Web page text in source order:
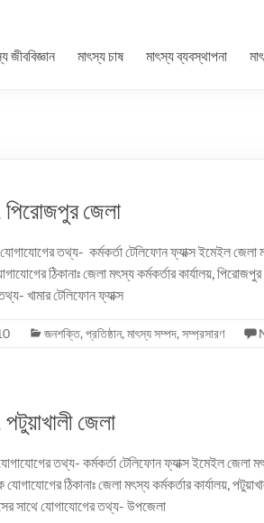
জীববিজ্ঞান মাৎস্য চাষ মাৎস্য ব্যবস্থাপনা
জেলা
তথ্য- কর্মকর্তা টেলিফোন ফ্যাক্স ইমেইল
ঠিকানাঃ জেলা মৎস্য কর্মকর্তার কার্যালয়, পিরোজপুর
খামার টেলিফোন ফ্যাক্স
জনশক্তি, প্রতিষ্ঠান, মাৎস্য সম্পদ, সম্প্রসারণ
জেলা
তথ্য- কর্মকর্তা টেলিফোন ফ্যাক্স ইমেইল জেলা
ঠিকানাঃ জেলা মৎস্য কর্মকর্তার কার্যালয়,
সাথে যোগাযোগের তথ্য- উপজেলা